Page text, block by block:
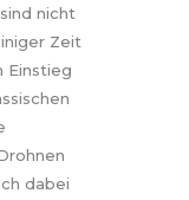
nicht
Zeit
Einstieg
dabei